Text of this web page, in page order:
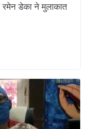
रमेन डेका ने मुलाकात